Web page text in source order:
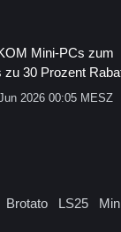
Mini-PCs zum
zu 30 Prozent
2026 00:05 MESZ
Brotato LS25